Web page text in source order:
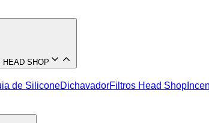
HEAD SHOP
de SiliconeDichavadorFiltros Head Shop